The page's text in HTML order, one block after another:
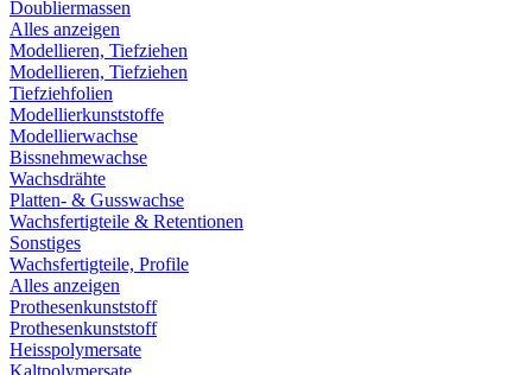
Doubliermassen
Alles anzeigen
Modellieren, Tiefziehen
Modellieren, Tiefziehen
Tiefziehfolien
Modellierkunststoffe
Modellierwachse
Bissnehmewachse
Wachsdrähte
Platten- & Gusswachse
Wachsfertigteile & Retentionen
Sonstiges
Wachsfertigteile, Profile
Alles anzeigen
Prothesenkunststoff
Prothesenkunststoff
Heisspolymersate
Kaltpolymersate